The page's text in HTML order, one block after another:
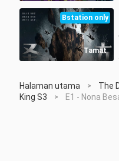
Tamat
Bstation only
Halaman utama >
The
King S3
> E1 - Nona